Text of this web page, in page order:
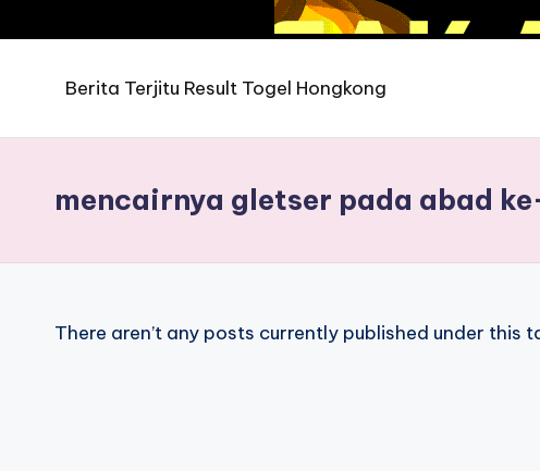
Berita Terjitu Result Togel Hongkong
tentang
jitu
mencairnya gletser pada abad
There aren’t any posts currently published under this